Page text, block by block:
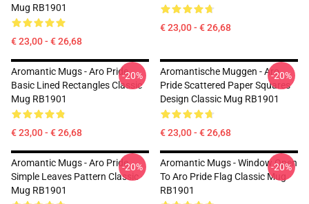
Mug RB1901
€ 23,00 - € 26,68
€ 23,00 - € 26,68
Aromantic Mugs - Aro Pride
Basic Lined Rectangles Classic
Mug RB1901
€ 23,00 - € 26,68
-20%
Aromantische Muggen - Aro
Pride Scattered Paper Squares
Design Classic Mug RB1901
€ 23,00 - € 26,68
-20%
Aromantic Mugs - Aro Pride
Simple Leaves Pattern Classic
Mug RB1901
-20%
Aromantic Mugs - Window Open
To Aro Pride Flag Classic Mug
RB1901
-20%